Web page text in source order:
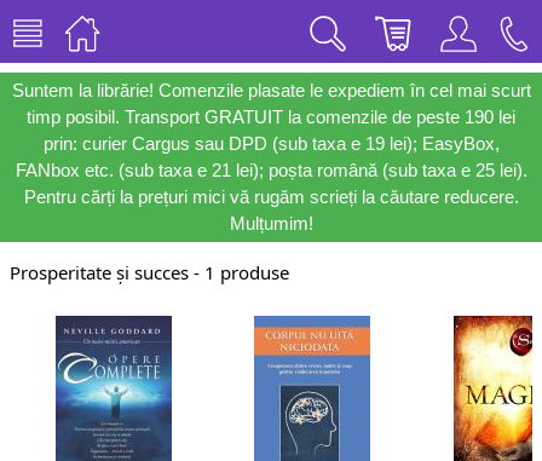
Suntem la librărie! Comenzile plasate le expediem în cel mai scurt
timp posibil. Transport GRATUIT la comenzile de peste 190 lei
prin: curier Cargus sau DPD (sub taxa e 19 lei); EasyBox,
FANbox etc. (sub taxa e 21 lei); poșta română (sub taxa e 25 lei).
Pentru cărți la prețuri mici vă rugăm scrieți la căutare reducere.
Mulțumim!
Prosperitate și succes - 1 produse